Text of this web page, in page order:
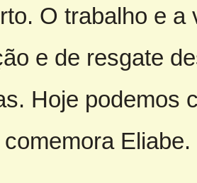
O trabalho e
e de resgate
Hoje podemos
comemora Eliabe.